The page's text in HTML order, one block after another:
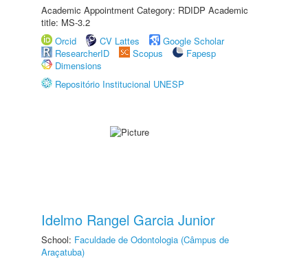
Academic Appointment Category: RDIDP Academic
title: MS-3.2
Orcid
CV Lattes
Google Scholar
ResearcherID
Scopus
Fapesp
Dimensions
Repositório Institucional UNESP
Idelmo Rangel Garcia Junior
School: Faculdade de Odontologia (Câmpus de
Araçatuba)